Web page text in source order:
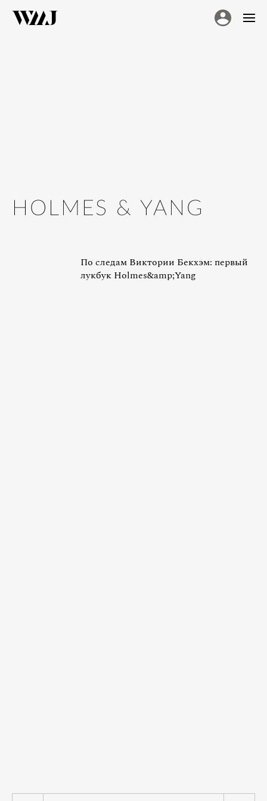
HOLMES & YANG
По следам Виктории Бекхэм: первый
лукбук Holmes&amp;Yang